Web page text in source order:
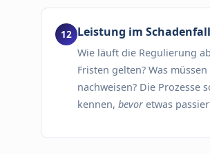
Leistung im Schadenfall
Wie läuft die Regulierung
Fristen gelten? Was müssen
nachweisen? Die Prozesse
kennen, bevor etwas